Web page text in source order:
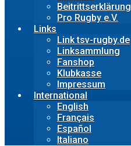
Beitrittserklärung
Pro Rugby e.V.
Links
Link tsv-rugby.de
Linksammlung
Fanshop
Klubkasse
Impressum
International
English
Français
Español
Italiano